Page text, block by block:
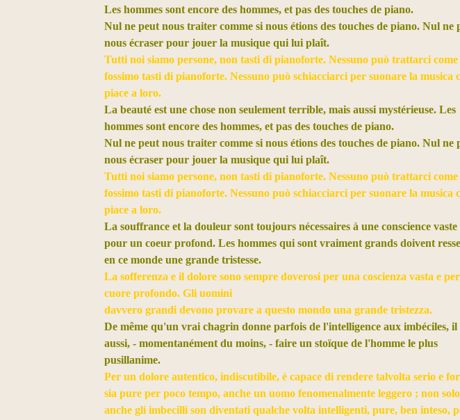
Les hommes sont encore des hommes, et pas des touches de piano.
Nul ne peut nous traiter comme si nous étions des touches de piano. Nul ne
nous écraser pour jouer la musique qui lui plaît.
Tutti noi siamo persone, non tasti di pianoforte. Nessuno può trattarci come
fossimo tasti di pianoforte. Nessuno può schiacciarci per suonare la musica
piace a loro.
La beauté est une chose non seulement terrible, mais aussi mystérieuse. Les
hommes sont encore des hommes, et pas des touches de piano.
Nul ne peut nous traiter comme si nous étions des touches de piano. Nul ne
nous écraser pour jouer la musique qui lui plaît.
Tutti noi siamo persone, non tasti di pianoforte. Nessuno può trattarci come
fossimo tasti di pianoforte. Nessuno può schiacciarci per suonare la musica
piace a loro.
La souffrance et la douleur sont toujours nécessaires à une conscience vaste
pour un coeur profond. Les hommes qui sont vraiment grands doivent
en ce monde une grande tristesse.
La sofferenza e il dolore sono sempre doverosi per una coscienza vasta e
cuore profondo. Gli uomini
davvero grandi devono provare a questo mondo una grande tristezza.
De même qu'un vrai chagrin donne parfois de l'intelligence aux imbéciles, il
aussi, - momentanément du moins, - faire un stoïque de l'homme le plus
pusillanime.
Per un dolore autentico, indiscutibile, è capace di rendere talvolta serio e
sia pure per poco tempo, anche un uomo fenomenalmente leggero ; non
anche gli imbecilli son diventati qualche volta intelligenti, pure, ben inteso,